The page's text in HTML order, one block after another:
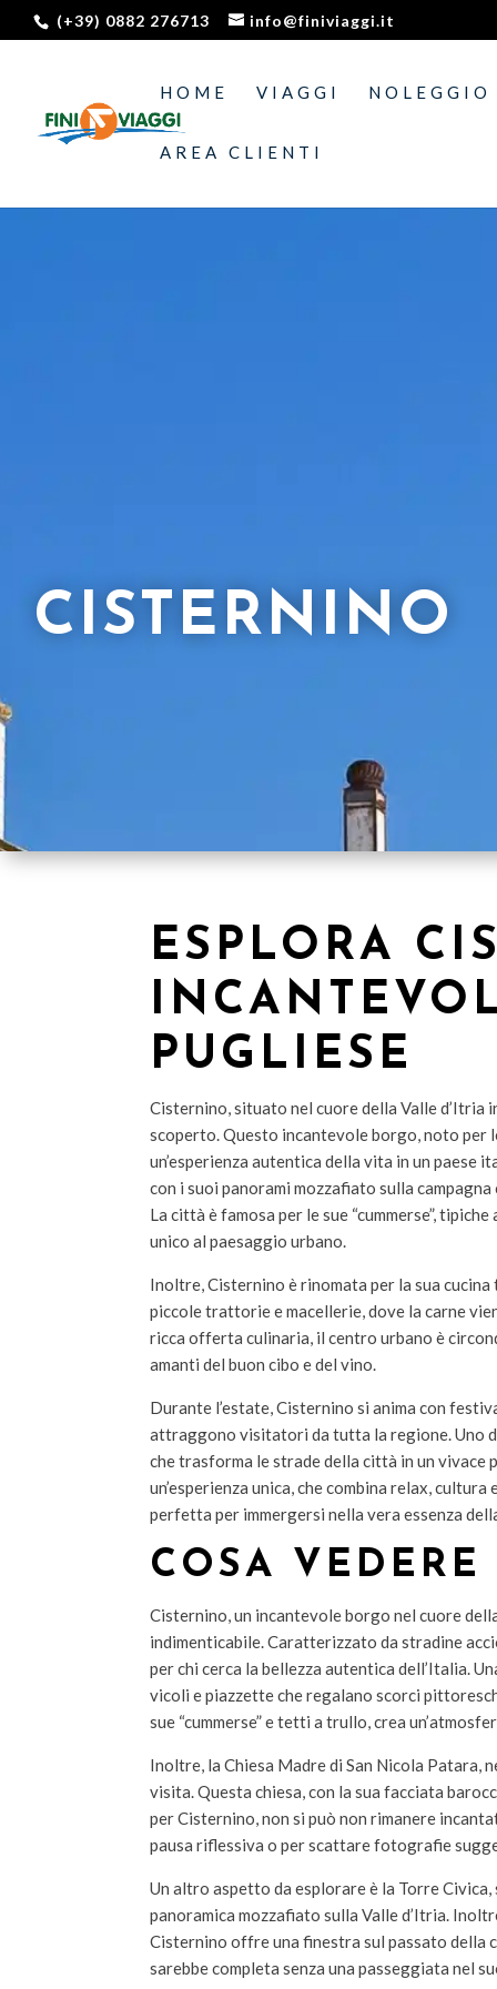
(+39) 0882 276713 info@finiviaggi.it
HOME VIAGGI NOLEGGIO
AREA CLIENTI
CISTERNINO
ESPLORA
PUGLIESE
Cisternino, situato nel cuore della Valle d’Itria
scoperto. Questo incantevole borgo, noto
un’esperienza autentica della vita in un paese
con i suoi panorami mozzafiato sulla
La città è famosa per le sue “cummerse”,
unico al paesaggio urbano.
Inoltre, Cisternino è rinomata per la sua
piccole trattorie e macellerie, dove la carne
ricca offerta culinaria, il centro urbano è
amanti del buon cibo e del vino.
Durante l’estate, Cisternino si anima con
attraggono visitatori da tutta la regione. Uno
che trasforma le strade della città in un
un’esperienza unica, che combina relax,
perfetta per immergersi nella vera essenza
COSA
Cisternino, un incantevole borgo nel cuore
indimenticabile. Caratterizzato da stradine
per chi cerca la bellezza autentica dell’Italia.
vicoli e piazzette che regalano scorci
sue “cummerse” e tetti a trullo, crea
Inoltre, la Chiesa Madre di San Nicola Patara,
visita. Questa chiesa, con la sua facciata
per Cisternino, non si può non rimanere
pausa riflessiva o per scattare fotografie
Un altro aspetto da esplorare è la Torre
panoramica mozzafiato sulla Valle d’Itria.
Cisternino offre una finestra sul passato della
sarebbe completa senza una passeggiata nel